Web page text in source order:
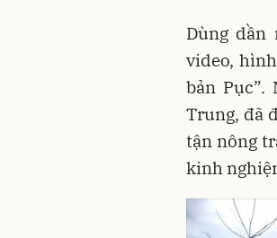
Dùng dần
video,
bản
Trung, đã
tận nông
kinh